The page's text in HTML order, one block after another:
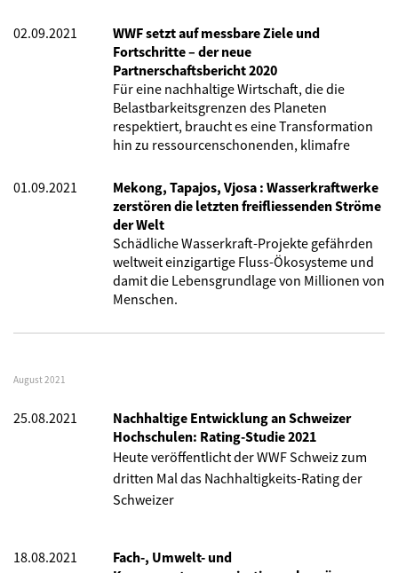
02.09.2021
WWF setzt auf messbare Ziele und
Fortschritte – der neue
Partnerschaftsbericht 2020
Für eine nachhaltige Wirtschaft, die die
Belastbarkeitsgrenzen des Planeten
respektiert, braucht es eine Transformation
hin zu ressourcenschonenden, klimafre
01.09.2021
Mekong, Tapajos, Vjosa : Wasserkraftwerke
zerstören die letzten freifliessenden Ströme
der Welt
Schädliche Wasserkraft-Projekte gefährden
weltweit einzigartige Fluss-Ökosysteme und
damit die Lebensgrundlage von Millionen von
Menschen.
August 2021
25.08.2021
Nachhaltige Entwicklung an Schweizer
Hochschulen: Rating-Studie 2021
Heute veröffentlicht der WWF Schweiz zum
dritten Maldas Nachhaltigkeits-Ratingder
Schweizer
18.08.2021
Fach-, Umwelt- und